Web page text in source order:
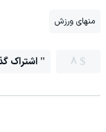
منهای ورزش
8 اشتراک